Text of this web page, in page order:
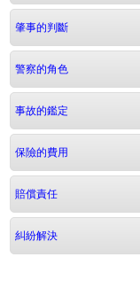
肇事的判斷
警察的角色
事故的鑑定
保險的費用
賠償責任
糾紛解決